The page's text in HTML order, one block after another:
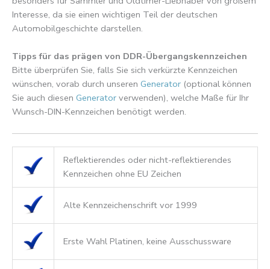
Interesse, da sie einen wichtigen Teil der deutschen
Automobilgeschichte darstellen.
Tipps für das prägen von DDR-Übergangskennzeichen
Bitte überprüfen Sie, falls Sie sich verkürzte Kennzeichen
wünschen, vorab durch unseren Generator (optional können
Sie auch diesen Generator verwenden), welche Maße für Ihr
Wunsch-DIN-Kennzeichen benötigt werden.
Reflektierendes oder nicht-reflektierendes
Kennzeichen ohne EU Zeichen
Alte Kennzeichenschrift vor 1999
Erste Wahl Platinen, keine Ausschussware